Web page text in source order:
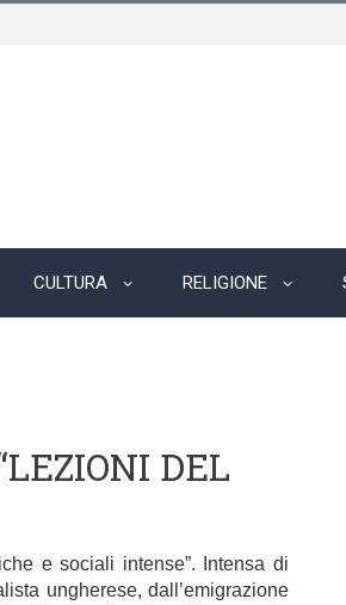
CULTURA RELIGIONE
DEL
e sociali intense”. Intensa di
ungherese, dall’emigrazione